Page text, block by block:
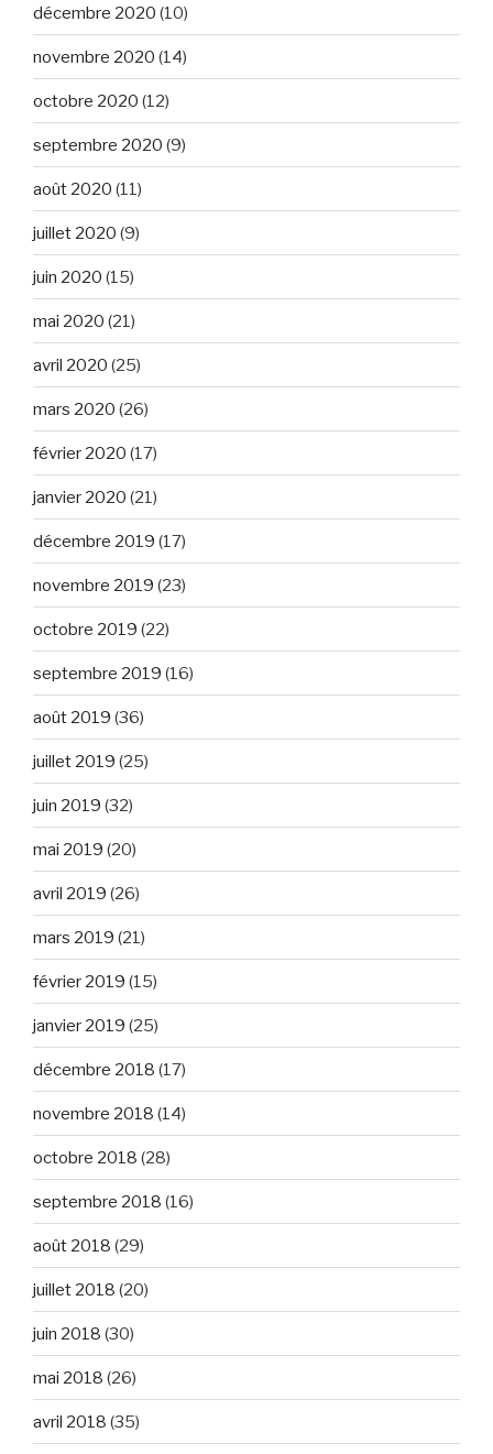
décembre 2020 (10)
novembre 2020 (14)
octobre 2020 (12)
septembre 2020 (9)
août 2020 (11)
juillet 2020 (9)
juin 2020 (15)
mai 2020 (21)
avril 2020 (25)
mars 2020 (26)
février 2020 (17)
janvier 2020 (21)
décembre 2019 (17)
novembre 2019 (23)
octobre 2019 (22)
septembre 2019 (16)
août 2019 (36)
juillet 2019 (25)
juin 2019 (32)
mai 2019 (20)
avril 2019 (26)
mars 2019 (21)
février 2019 (15)
janvier 2019 (25)
décembre 2018 (17)
novembre 2018 (14)
octobre 2018 (28)
septembre 2018 (16)
août 2018 (29)
juillet 2018 (20)
juin 2018 (30)
mai 2018 (26)
avril 2018 (35)